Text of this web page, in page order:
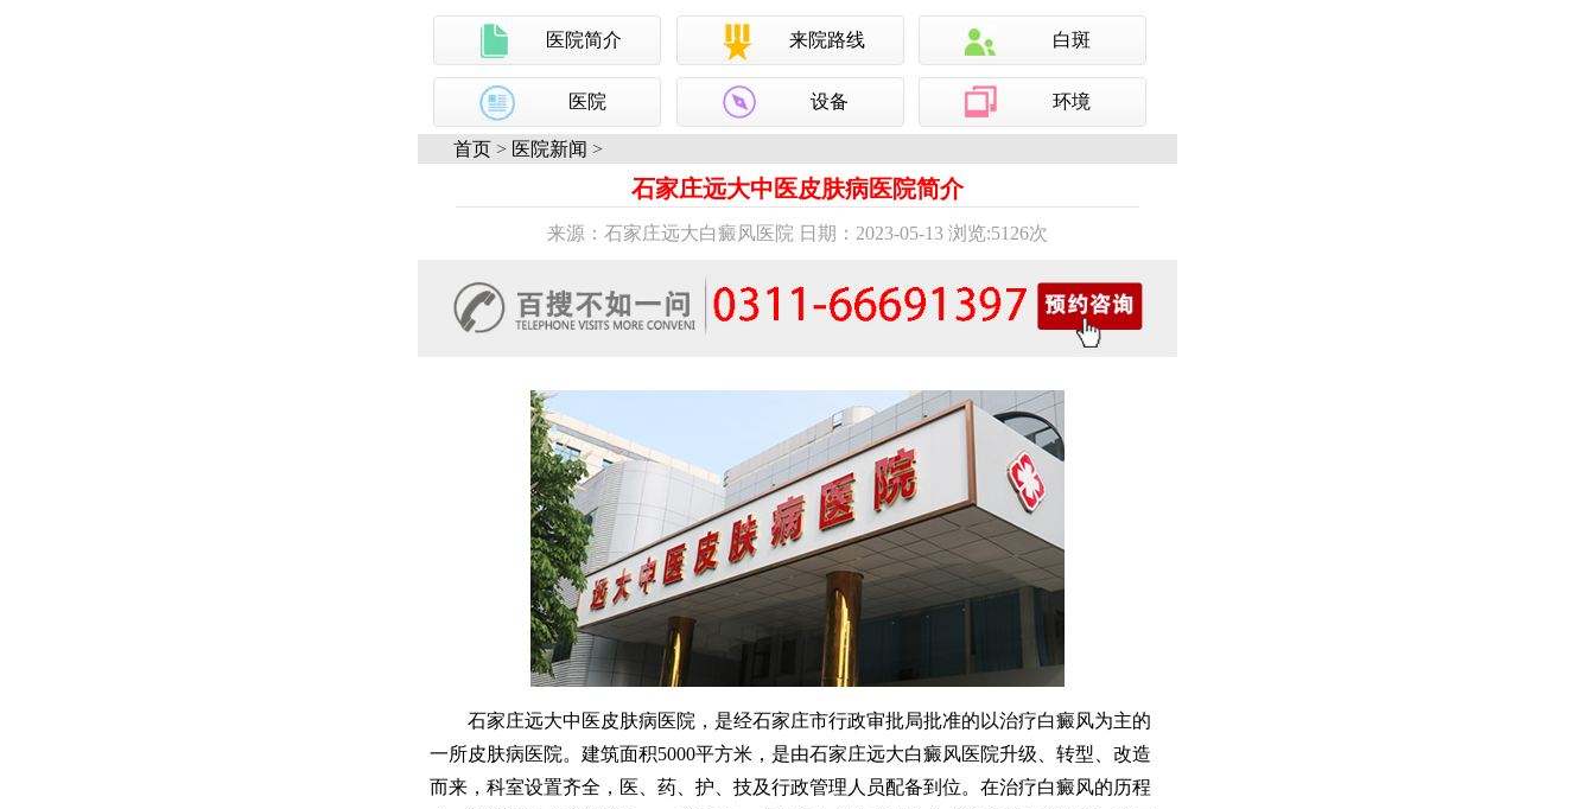
医院简介 来院路线 白斑
医院 设备 环境
首页 > 医院新闻 >
石家庄远大中医皮肤病医院简介
来源：石家庄远大白癜风医院 日期：2023-05-13 浏览:5126次
石家庄远大中医皮肤病医院，是经石家庄市行政审批局批准的以治疗白癜风为主的
一所皮肤病医院。建筑面积5000平方米，是由石家庄远大白癜风医院升级、转型、改造
而来，科室设置齐全，医、药、护、技及行政管理人员配备到位。在治疗白癜风的历程